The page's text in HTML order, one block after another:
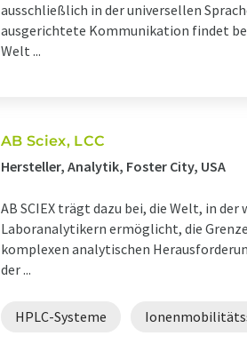
ausschließlich in der universellen
ausgerichtete Kommunikation findet
Welt ...
AB Sciex, LCC
Hersteller, Analytik, Foster City, USA
AB SCIEX trägt dazu bei, die Welt, in
Laboranalytikern ermöglicht, die
komplexen analytischen
der ...
HPLC-Systeme